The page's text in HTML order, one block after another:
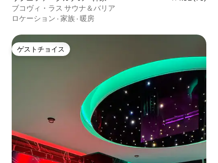
ブコヴィ・ラス サウナ＆バリア
ロケーション · 家族 · 暖房
ゲストチョイス
ゲストチョイス